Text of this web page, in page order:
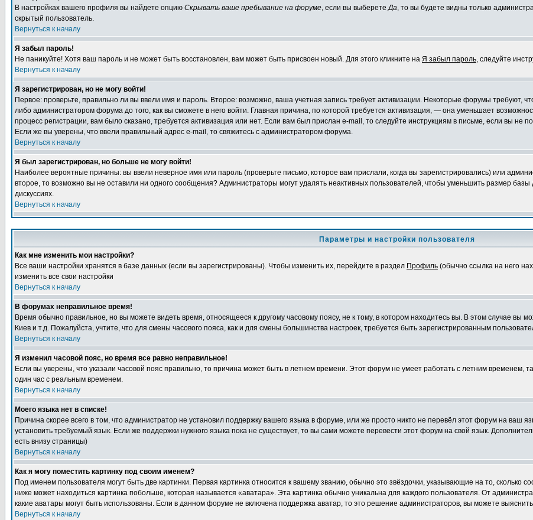
В настройках вашего профиля вы найдете опцию Скрывать ваше пребывание на форуме, если вы выберетеДа, то вы будете видны только
скрытый пользователь.
Вернуться к началу
Я забыл пароль!
Не паникуйте! Хотя ваш пароль и не может быть восстановлен, вам может быть присвоен новый. Для этого кликните на Я забыл пароль, следуйте
Вернуться к началу
Я зарегистрирован, но не могу войти!
Первое: проверьте, правильно ли вы ввели имя и пароль. Второе: возможно, ваша учетная запись требует активизации. Некоторые форумы требуют,
либо администратором форума до того, как вы сможете в него войти. Главная причина, по которой требуется активизация, — она уменьшает
процесс регистрации, вам было сказано, требуется активизация или нет. Если вам был прислан e-mail, то следуйте инструкциям в письме, если вы не
Если же вы уверены, что ввели правильный адрес e-mail, то свяжитесь с администратором форума.
Вернуться к началу
Я был зарегистрирован, но больше не могу войти!
Наиболее вероятные причины: вы ввели неверное имя или пароль (проверьте письмо, которое вам прислали, когда вы зарегистрировались) или
второе, то возможно вы не оставили ни одного сообщения? Администраторы могут удалять неактивных пользователей, чтобы уменьшить размер
дискуссиях.
Вернуться к началу
Параметры и настройки пользователя
Как мне изменить мои настройки?
Все ваши настройки хранятся в базе данных (если вы зарегистрированы). Чтобы изменить их, перейдите в раздел Профиль (обычно ссылка на него
изменить все свои настройки
Вернуться к началу
В форумах неправильное время!
Время обычно правильное, но вы можете видеть время, относящееся к другому часовому поясу, не к тому, в котором находитесь вы. В этом случае вы
Киев и т.д. Пожалуйста, учтите, что для смены часового пояса, как и для смены большинства настроек, требуется быть зарегистрированным
Вернуться к началу
Я изменил часовой пояс, но время все равно неправильное!
Если вы уверены, что указали часовой пояс правильно, то причина может быть в летнем времени. Этот форум не умеет работать с летним временем,
один час с реальным временем.
Вернуться к началу
Моего языка нет в списке!
Причина скорее всего в том, что администратор не установил поддержку вашего языка в форуме, или же просто никто не перевёл этот форум на ваш
установить требуемый язык. Если же поддержки нужного языка пока не существует, то вы сами можете перевести этот форум на свой язык.
есть внизу страницы)
Вернуться к началу
Как я могу поместить картинку под своим именем?
Под именем пользователя могут быть две картинки. Первая картинка относится к вашему званию, обычно это звёздочки, указывающие на то,
ниже может находиться картинка побольше, которая называется «аватара». Эта картинка обычно уникальна для каждого пользователя. От
какие аватары могут быть использованы. Если в данном форуме не включена поддержка аватар, то это решение администраторов, вы можете
Вернуться к началу